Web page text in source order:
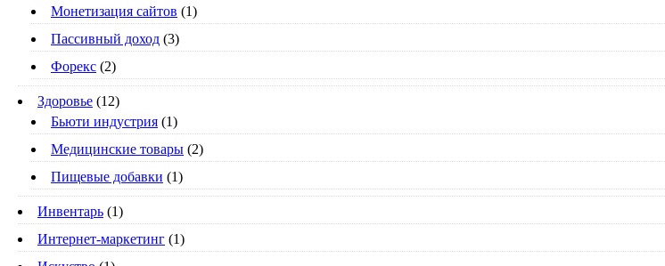
Монетизация сайтов (1)
Пассивный доход (3)
Форекс (2)
Здоровье (12)
Бьюти индустрия (1)
Медицинские товары (2)
Пищевые добавки (1)
Инвентарь (1)
Интернет-маркетинг (1)